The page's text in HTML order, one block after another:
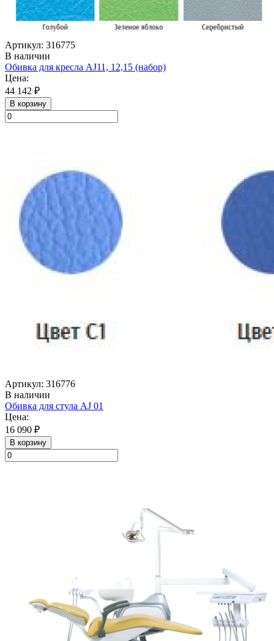
Артикул: 316775
В наличии
Обивка для кресла AJ11, 12,15 (набор)
Цена:
44 142 ₽
В корзину
Артикул: 316776
В наличии
Обивка для стула AJ 01
Цена:
16 090 ₽
В корзину